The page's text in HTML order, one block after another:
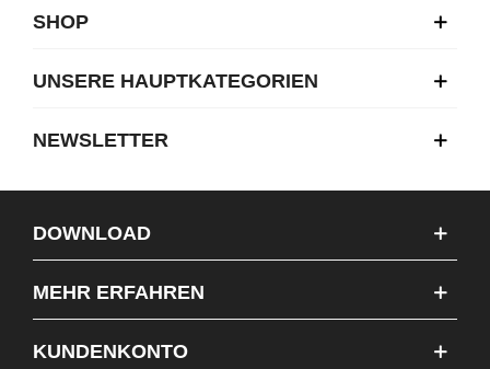
SHOP
UNSERE HAUPTKATEGORIEN
NEWSLETTER
DOWNLOAD
MEHR ERFAHREN
KUNDENKONTO